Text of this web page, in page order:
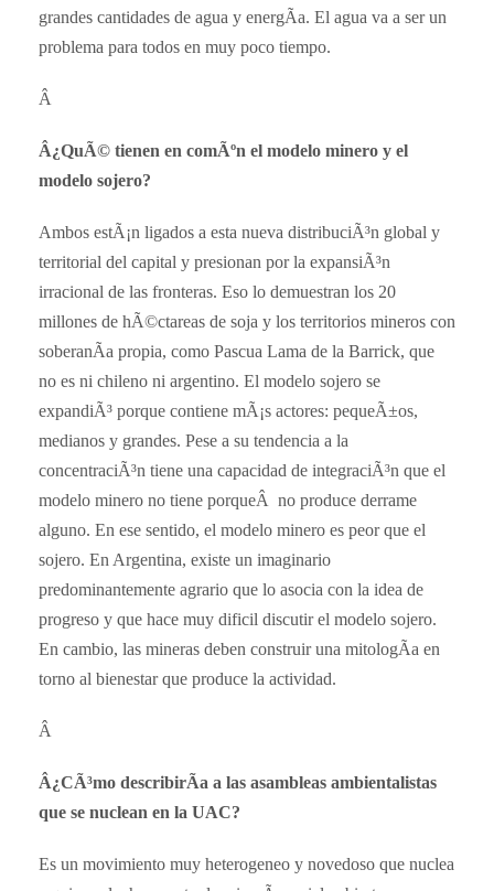
grandes cantidades de agua y energÃ­a. El agua va a ser un
problema para todos en muy poco tiempo.
Â
Â¿QuÃ© tienen en comÃºn el modelo minero y el
modelo sojero?
Ambos estÃ¡n ligados a esta nueva distribuciÃ³n global y
territorial del capital y presionan por la expansiÃ³n
irracional de las fronteras. Eso lo demuestran los 20
millones de hÃ©ctareas de soja y los territorios mineros con
soberanÃ­a propia, como Pascua Lama de la Barrick, que
no es ni chileno ni argentino. El modelo sojero se
expandiÃ³ porque contiene mÃ¡s actores: pequeÃ±os,
medianos y grandes. Pese a su tendencia a la
concentraciÃ³n tiene una capacidad de integraciÃ³n que el
modelo minero no tiene porqueÂ no produce derrame
alguno. En ese sentido, el modelo minero es peor que el
sojero. En Argentina, existe un imaginario
predominantemente agrario que lo asocia con la idea de
progreso y que hace muy dificil discutir el modelo sojero.
En cambio, las mineras deben construir una mitologÃ­a en
torno al bienestar que produce la actividad.
Â
Â¿CÃ³mo describirÃ­a a las asambleas ambientalistas
que se nuclean en la UAC?
Es un movimiento muy heterogeneo y novedoso que nuclea